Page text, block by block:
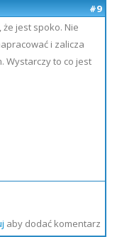
#9
że jest spoko. Nie
i zalicza
Wystarczy to co jest
aby dodać komentarz